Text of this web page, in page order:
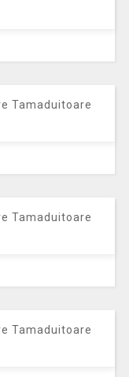
Tamaduitoare
Tamaduitoare
Tamaduitoare